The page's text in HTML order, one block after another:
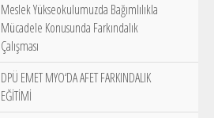
Meslek Yükseokulumuzda Bağımlılıkla
Mücadele Konusunda Farkındalık
Çalışması
DPÜ EMET MYO‘DA AFET FARKINDALIK
EĞİTİMİ